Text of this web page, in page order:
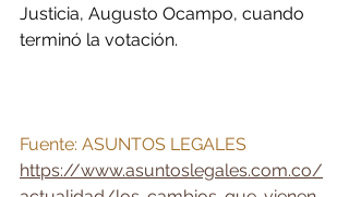
Justicia, Augusto Ocampo, cuando
terminó la votación.
Fuente: ASUNTOS LEGALES
https://www.asuntoslegales.com.co/